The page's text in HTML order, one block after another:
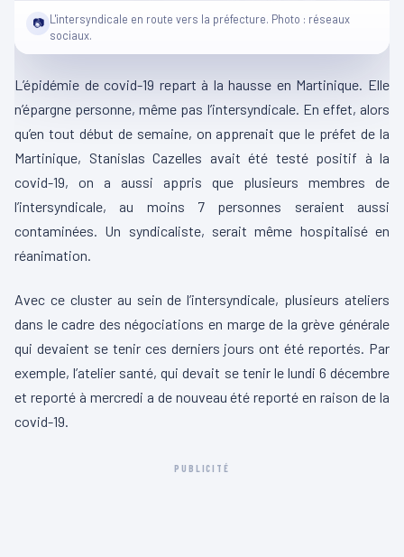
📷 L'intersyndicale en route vers la préfecture. Photo : réseaux
sociaux.
L’épidémie de covid-19 repart à la hausse en Martinique. Elle
n’épargne personne, même pas l’intersyndicale. En effet, alors
qu’en tout début de semaine, on apprenait que le préfet de la
Martinique, Stanislas Cazelles avait été testé positif à la
covid-19, on a aussi appris que plusieurs membres de
l’intersyndicale, au moins 7 personnes seraient aussi
contaminées. Un syndicaliste, serait même hospitalisé en
réanimation.
Avec ce cluster au sein de l’intersyndicale, plusieurs ateliers
dans le cadre des négociations en marge de la grève générale
qui devaient se tenir ces derniers jours ont été reportés. Par
exemple, l’atelier santé, qui devait se tenir le lundi 6 décembre
et reporté à mercredi a de nouveau été reporté en raison de la
covid-19.
PUBLICITÉ